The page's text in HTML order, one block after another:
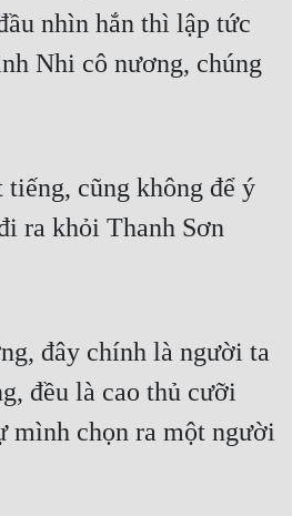
nhìn hắn thì lập tức
Nhi cô nương, chúng
cũng không để ý
ra khỏi Thanh Sơn
đây chính là người ta
đều là cao thủ cưỡi
mình chọn ra một người